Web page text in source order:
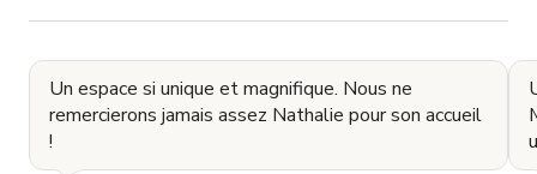
Un espace si unique et magnifique. Nous ne
remercierons jamais assez Nathalie pour son accueil
!